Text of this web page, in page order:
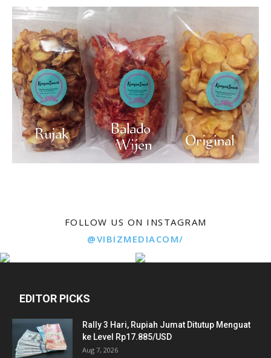
FOLLOW US ON INSTAGRAM
@VIBIZMEDIACOM/
EDITOR PICKS
Rally 3 Hari, Rupiah Jumat Ditutup Menguat
ke Level Rp17.885/USD
Aug 7, 2026